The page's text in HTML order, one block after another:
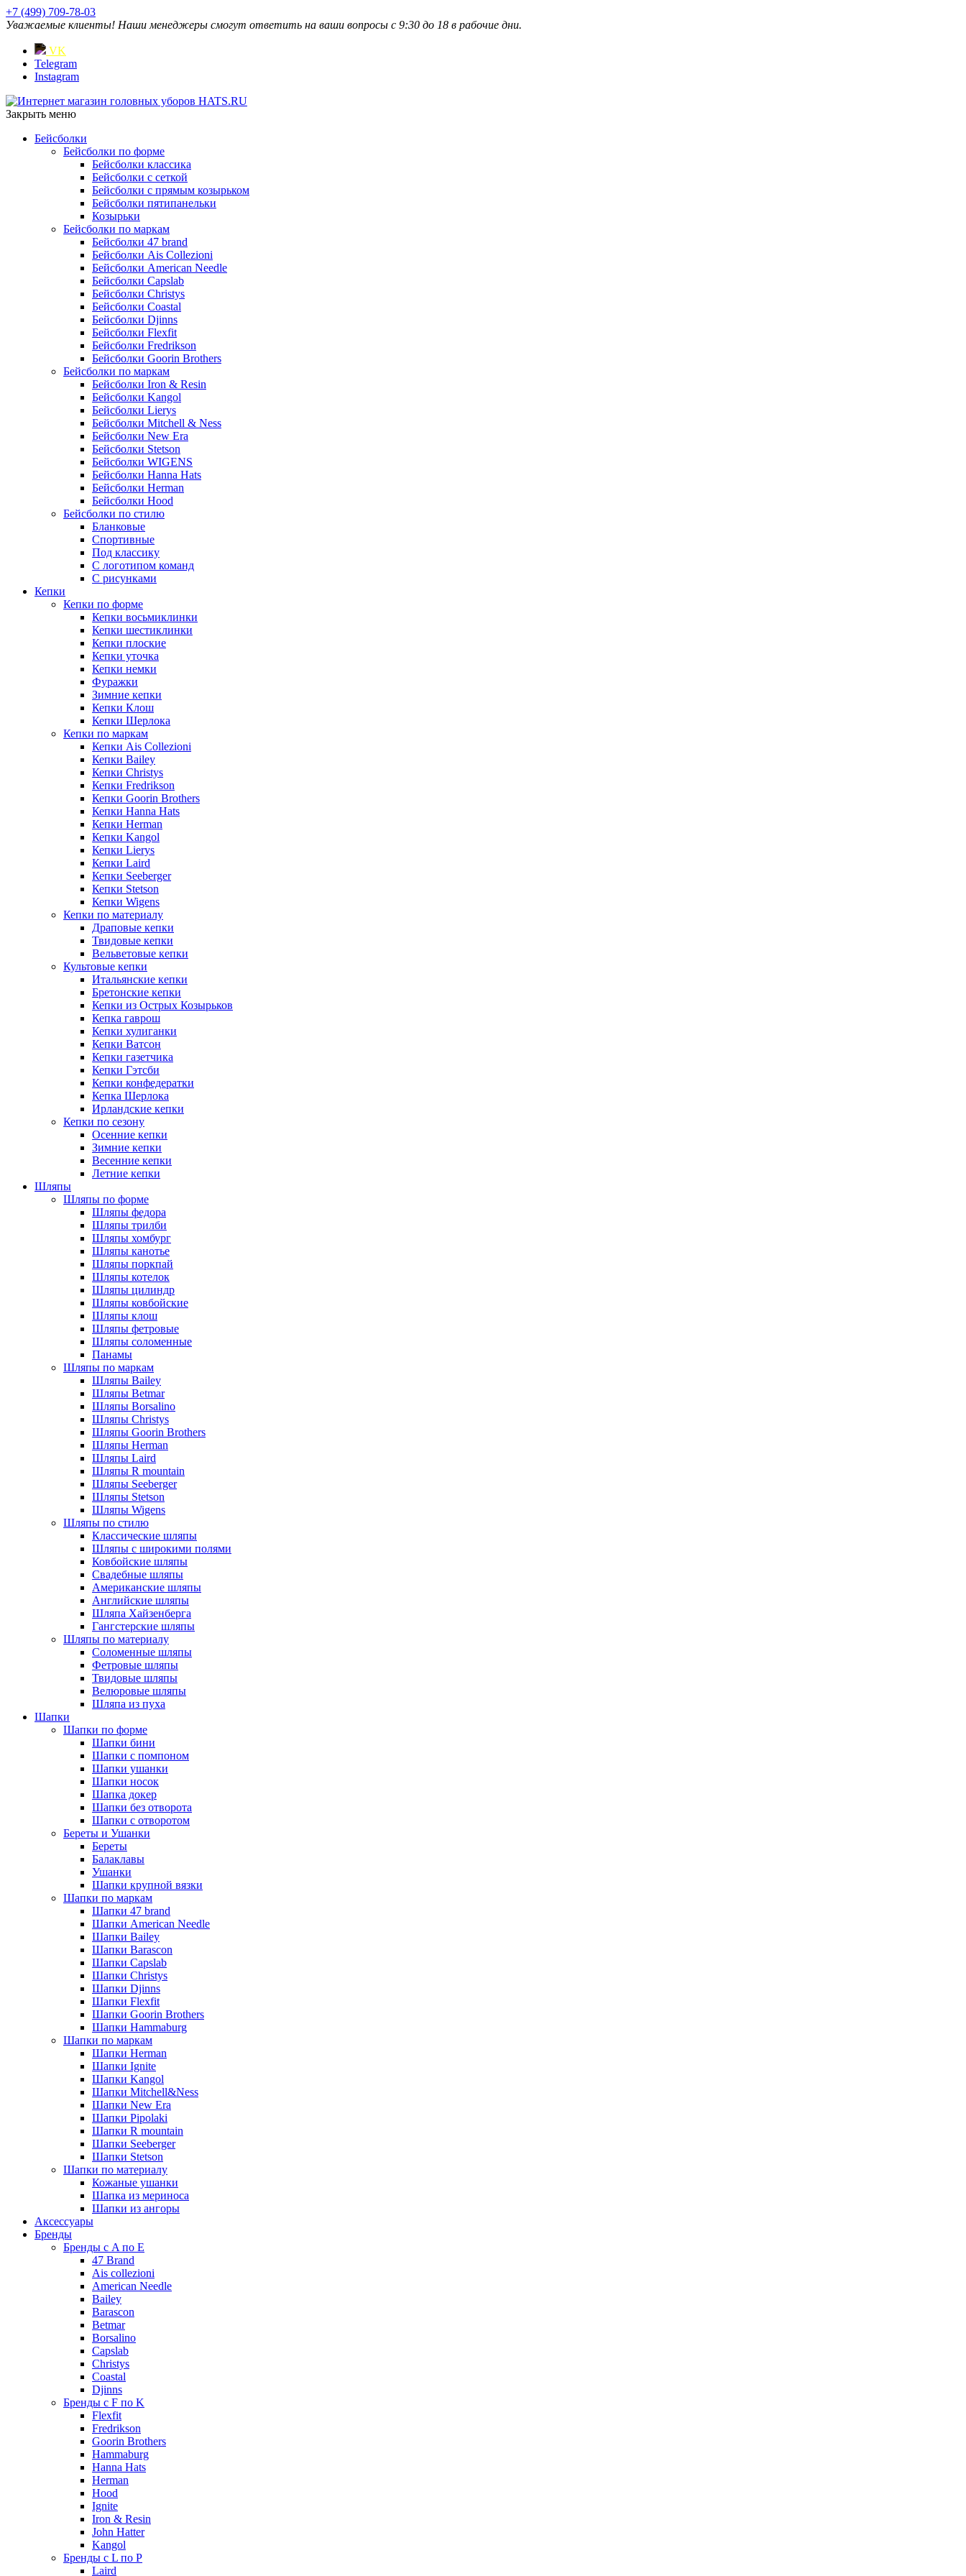
+7 (499) 709-78-03
Уважаемые клиенты! Наши менеджеры смогут ответить на ваши вопросы с 9:30 до 18 в рабочие дни.
VK
Telegram
Instagram
Закрыть меню
Бейсболки
Бейсболки по форме
Бейсболки классика
Бейсболки с сеткой
Бейсболки с прямым козырьком
Бейсболки пятипанельки
Козырьки
Бейсболки по маркам
Бейсболки 47 brand
Бейсболки Ais Collezioni
Бейсболки American Needle
Бейсболки Capslab
Бейсболки Christys
Бейсболки Coastal
Бейсболки Djinns
Бейсболки Flexfit
Бейсболки Fredrikson
Бейсболки Goorin Brothers
Бейсболки по маркам
Бейсболки Iron & Resin
Бейсболки Kangol
Бейсболки Lierys
Бейсболки Mitchell & Ness
Бейсболки New Era
Бейсболки Stetson
Бейсболки WIGENS
Бейсболки Hanna Hats
Бейсболки Herman
Бейсболки Hood
Бейсболки по стилю
Бланковые
Спортивные
Под классику
С логотипом команд
С рисунками
Кепки
Кепки по форме
Кепки восьмиклинки
Кепки шестиклинки
Кепки плоские
Кепки уточка
Кепки немки
Фуражки
Зимние кепки
Кепки Клош
Кепки Шерлока
Кепки по маркам
Кепки Ais Collezioni
Кепки Bailey
Кепки Christys
Кепки Fredrikson
Кепки Goorin Brothers
Кепки Hanna Hats
Кепки Herman
Кепки Kangol
Кепки Lierys
Кепки Laird
Кепки Seeberger
Кепки Stetson
Кепки Wigens
Кепки по материалу
Драповые кепки
Твидовые кепки
Вельветовые кепки
Культовые кепки
Итальянские кепки
Бретонские кепки
Кепки из Острых Козырьков
Кепка гаврош
Кепки хулиганки
Кепки Ватсон
Кепки газетчика
Кепки Гэтсби
Кепки конфедератки
Кепка Шерлока
Ирландские кепки
Кепки по сезону
Осенние кепки
Зимние кепки
Весенние кепки
Летние кепки
Шляпы
Шляпы по форме
Шляпы федора
Шляпы трилби
Шляпы хомбург
Шляпы канотье
Шляпы поркпай
Шляпы котелок
Шляпы цилиндр
Шляпы ковбойские
Шляпы клош
Шляпы фетровые
Шляпы соломенные
Панамы
Шляпы по маркам
Шляпы Bailey
Шляпы Betmar
Шляпы Borsalino
Шляпы Christys
Шляпы Goorin Brothers
Шляпы Herman
Шляпы Laird
Шляпы R mountain
Шляпы Seeberger
Шляпы Stetson
Шляпы Wigens
Шляпы по стилю
Классические шляпы
Шляпы с широкими полями
Ковбойские шляпы
Свадебные шляпы
Американские шляпы
Английские шляпы
Шляпа Хайзенберга
Гангстерские шляпы
Шляпы по материалу
Соломенные шляпы
Фетровые шляпы
Твидовые шляпы
Велюровые шляпы
Шляпа из пуха
Шапки
Шапки по форме
Шапки бини
Шапки с помпоном
Шапки ушанки
Шапки носок
Шапка докер
Шапки без отворота
Шапки с отворотом
Береты и Ушанки
Береты
Балаклавы
Ушанки
Шапки крупной вязки
Шапки по маркам
Шапки 47 brand
Шапки American Needle
Шапки Bailey
Шапки Barascon
Шапки Capslab
Шапки Christys
Шапки Djinns
Шапки Flexfit
Шапки Goorin Brothers
Шапки Hammaburg
Шапки по маркам
Шапки Herman
Шапки Ignite
Шапки Kangol
Шапки Mitchell&Ness
Шапки New Era
Шапки Pipolaki
Шапки R mountain
Шапки Seeberger
Шапки Stetson
Шапки по материалу
Кожаные ушанки
Шапка из мериноса
Шапки из ангоры
Аксессуары
Бренды
Бренды с A по E
47 Brand
Ais collezioni
American Needle
Bailey
Barascon
Betmar
Borsalino
Capslab
Christys
Coastal
Djinns
Бренды с F по K
Flexfit
Fredrikson
Goorin Brothers
Hammaburg
Hanna Hats
Herman
Hood
Ignite
Iron & Resin
John Hatter
Kangol
Бренды с L по P
Laird